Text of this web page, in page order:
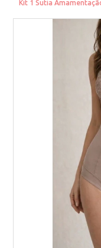
Kit 1 Sutia